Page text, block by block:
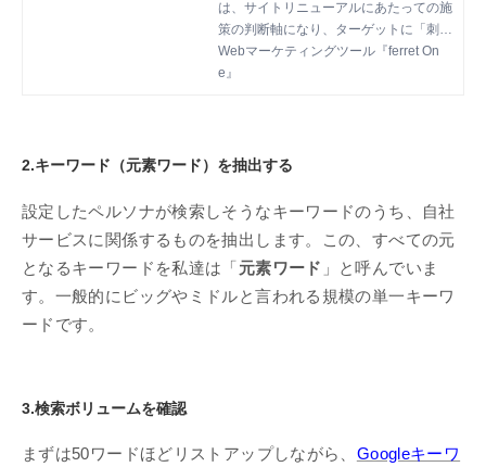
点 | Webマーケティングツー
ル『ferret One』
は、サイトリニューアルにあたっての施
策の判断軸になり、ターゲットに「刺さ
る」サイト作りに貢献してくれます。Bt
oBとBtoCのペルソナ設定項目の違い、
Webマーケティングツール『ferret On
e』
2.キーワード（元素ワード）を抽出する
設定したペルソナが検索しそうなキーワードのうち、自社
サービスに関係するものを抽出します。この、すべての元
となるキーワードを私達は「元素ワード 」と呼んでいま
す。一般的にビッグやミドルと言われる規模の単一キーワ
ードです。
3.検索ボリュームを確認
まずは50ワードほどリストアップしながら、 Googleキーワ